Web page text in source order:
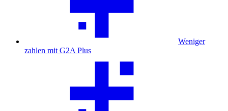
Weniger
zahlen mit G2A Plus